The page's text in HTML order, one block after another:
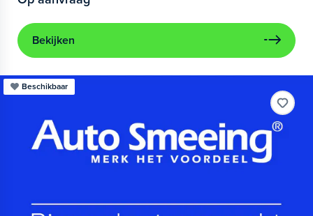
Bekijken
Beschikbaar